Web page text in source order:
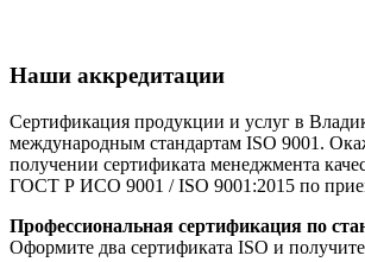
Наши аккредитации
Сертификация продукции и услуг в
международным стандартам ISO 9001.
получении сертификата менеджмента
ГОСТ Р ИСО 9001 / ISO 9001:2015 по
Профессиональная сертификация по
Оформите два сертификата ISO и